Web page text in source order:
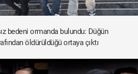
bedeni ormanda bulundu: Düğün
öldürüldüğü ortaya çıktı